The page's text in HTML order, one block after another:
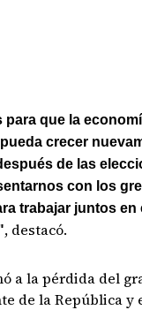
que la
crecer
de las
con los
trabajar juntos en
, destacó.
a la pérdida del
de la República y